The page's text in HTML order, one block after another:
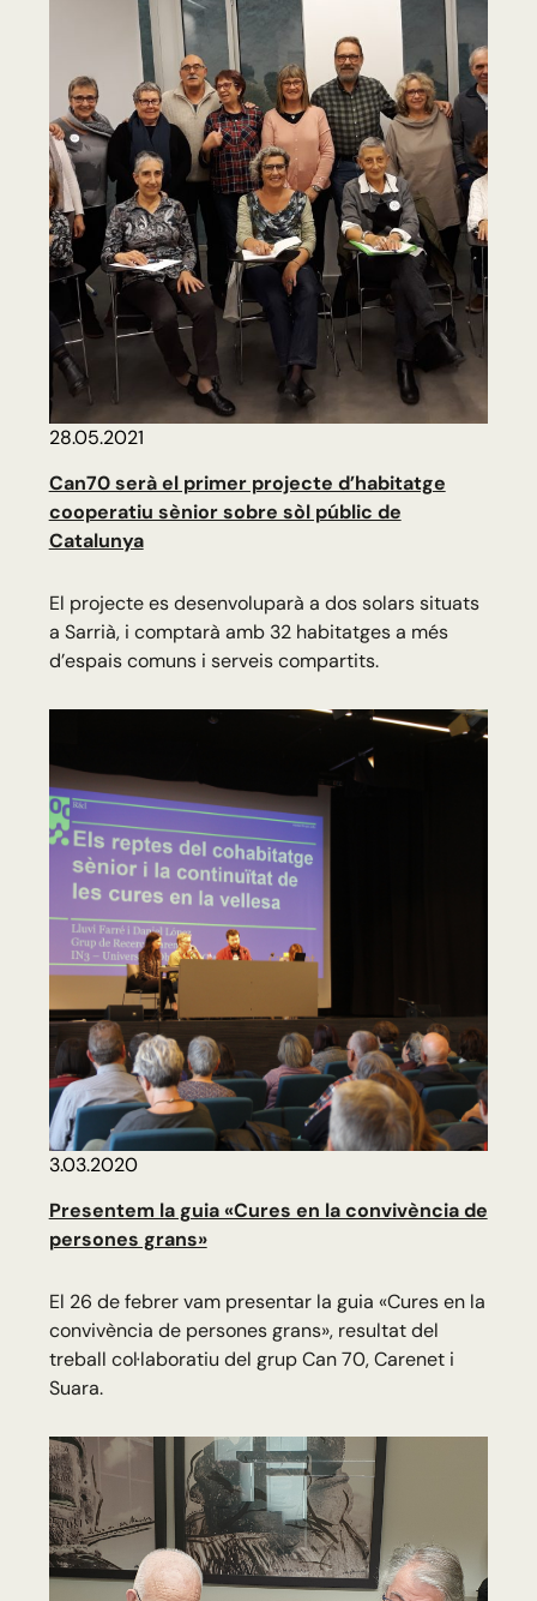
28.05.2021
Can70 serà el primer projecte d’habitatge
cooperatiu sènior sobre sòl públic de
Catalunya
El projecte es desenvoluparà a dos solars situats
a Sarrià, i comptarà amb 32 habitatges a més
d’espais comuns i serveis compartits.
3.03.2020
Presentem la guia «Cures en la convivència de
persones grans»
El 26 de febrer vam presentar la guia «Cures en la
convivència de persones grans», resultat del
treball col·laboratiu del grup Can 70, Carenet i
Suara.